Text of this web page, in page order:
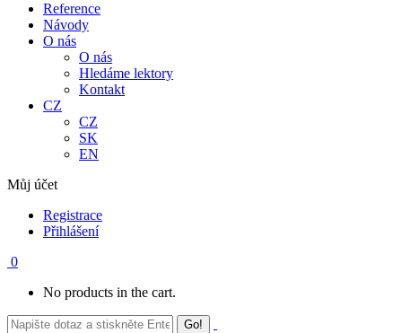
Reference
Návody
O nás
O nás
Hledáme lektory
Kontakt
CZ
CZ
SK
EN
Můj účet
Registrace
Přihlášení
0
No products in the cart.